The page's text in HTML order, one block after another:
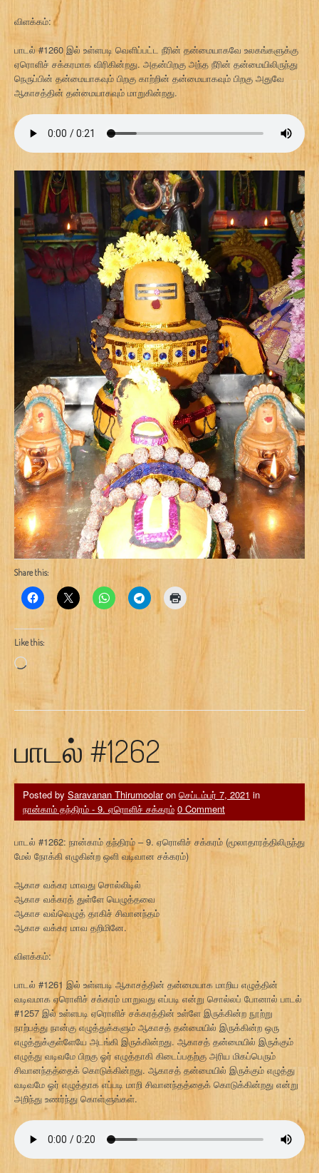
விளக்கம்:
பாடல் #1260 இல் உள்ளபடி வெளிப்பட்ட நீரின் தன்மையாகவே உலகங்களுக்கு
ஏரொளிச் சக்கரமாக விரிகின்றது. அதன்பிறகு அந்த நீரின் தன்மையிலிருந்து
நெருப்பின் தன்மையாகவும் பிறகு காற்றின் தன்மையாகவும் பிறகு அதுவே
ஆகாசத்தின் தன்மையாகவும் மாறுகின்றது.
Share this:
Like this:
Loading…
பாடல் #1262
Posted by Saravanan Thirumoolaron செப்டம்பர் 7, 2021 in
நான்காம் தந்திரம் - 9. ஏரொளிச் சக்கரம் 0 Comment
பாடல் #1262: நான்காம் தந்திரம் – 9. ஏரொளிச் சக்கரம் (மூலாதாரத்திலிருந்து
மேல் நோக்கி எழுகின்ற ஒளி வடிவான சக்கரம்)
ஆகாச வக்கர மாவது சொல்லிடில்
ஆகாச வக்கரத் துள்ளே யெழுத்தவை
ஆகாச வவ்வெழுத் தாகிச் சிவானந்தம்
ஆகாச வக்கர மாவ தறிமினே.
விளக்கம்:
பாடல் #1261 இல் உள்ளபடி ஆகாசத்தின் தன்மையாக மாறிய எழுத்தின்
வடிவமாக ஏரொளிச் சக்கரம் மாறுவது எப்படி என்று சொல்லப் போனால் பாடல்
#1257 இல் உள்ளபடி ஏரொளிச் சக்கரத்தின் உள்ளே இருக்கின்ற நூற்று
நாற்பத்து நான்கு எழுத்துக்களும் ஆகாசத் தன்மையில் இருக்கின்ற ஒரு
எழுத்துக்குள்ளேயே அடங்கி இருக்கின்றது. ஆகாசத் தன்மையில் இருக்கும்
எழுத்து வடிவமே பிறகு ஓர் எழுத்தாகி கிடைப்பதற்கு அரிய மிகப்பெரும்
சிவானந்தத்தைக் கொடுக்கின்றது. ஆகாசத் தன்மையில் இருக்கும் எழுத்து
வடிவமே ஓர் எழுத்தாக எப்படி மாறி சிவானந்தத்தைக் கொடுக்கின்றது என்று
அறிந்து உணர்ந்து கொள்ளுங்கள்.